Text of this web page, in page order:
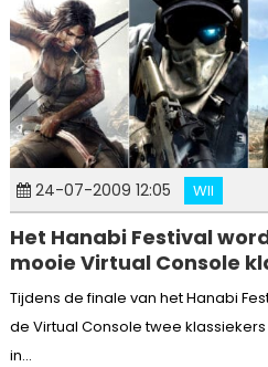
24-07-2009 12:05 WII
Het Hanabi Festival
mooie Virtual Console
Tijdens de finale van het Hanabi
de Virtual Console twee
in...